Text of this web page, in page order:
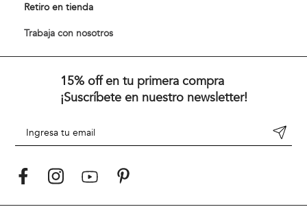
Retiro en tienda
Trabaja con nosotros
15% off en tu primera compra
¡Suscríbete en nuestro newsletter!